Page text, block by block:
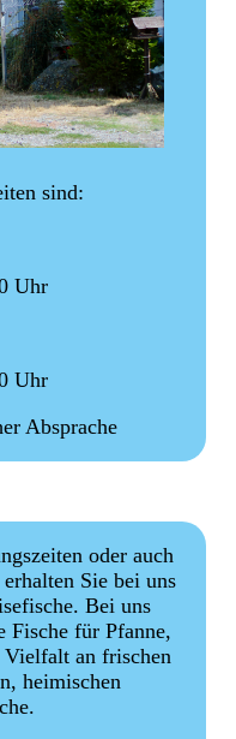
sind:
Uhr
Uhr
Absprache
oder auch
Sie bei uns
Bei uns
Fische für Pfanne,
an frischen
heimischen